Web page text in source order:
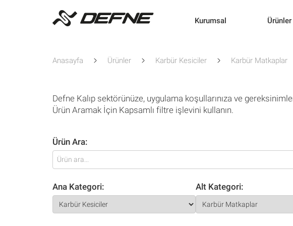
Kurumsal Ürünler
Anasayfa Ürünler Karbür Kesiciler Karbür Matkaplar
Defne Kalıp sektörünüze, uygulama koşullarınıza ve
Ürün Aramak İçin Kapsamlı filtre işlevini kullanın.
Ürün Ara:
Ana Kategori: Alt Kategori: